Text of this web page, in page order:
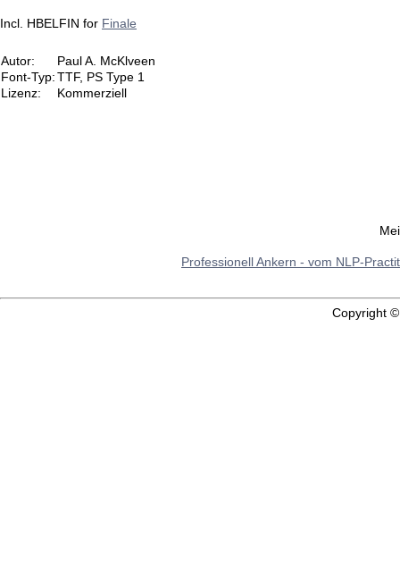
Incl. HBELFIN for Finale
Autor:
Paul A. McKlveen
Font-Typ:TTF, PS Type 1
Lizenz:
Kommerziell
Professionell Ankern - vom NLP-
Copyright